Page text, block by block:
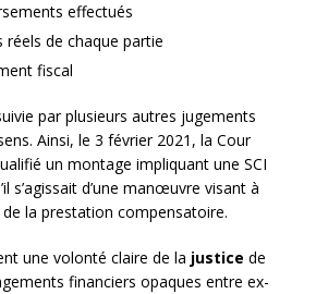
effectués
réels de chaque partie
fiscal
par plusieurs autres jugements
Ainsi, le 3 février 2021, la Cour
un montage impliquant une SCI
s’agissait d’une manœuvre visant à
la prestation compensatoire.
une volonté claire de la justice de
financiers opaques entre ex-